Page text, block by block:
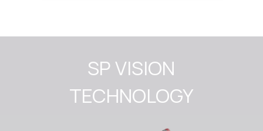
SP VISION
TECHNOLOGY